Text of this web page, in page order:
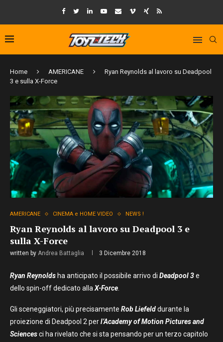
Home AMERICANE
Ryan Reynolds al lavoro su Deadpool
3 e sulla X-Force
AMERICANE CINEMA e HOME VIDEO NEWS !
Ryan Reynolds al lavoro su Deadpool 3 e
sulla X-Force
written by Andrea Battaglia 3 Dicembre 2018
Ryan Reynolds ha anticipato il possibile arrivo di Deadpool 3e
dello spin-off dedicato alla X-Force
Gli sceneggiatori, più precisamente Rob Liefelddurante la
proiezione di Deadpool 2 perl’Academy of Motion Pictures and
Sciencesci ha rivelato che si sta pensando per un terzo capitolo